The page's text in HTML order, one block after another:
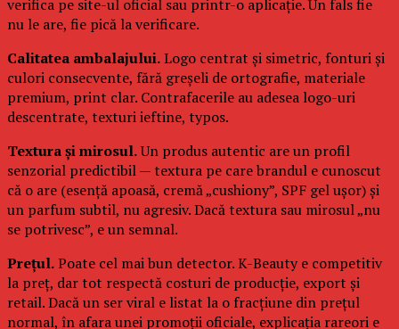
verifica pe site-ul oficial sau printr-o aplicație. Un fals fie
nu le are, fie pică la verificare.
Calitatea ambalajului.Logo centrat și simetric, fonturi și
culori consecvente, fără greșeli de ortografie, materiale
premium, print clar. Contrafacerile au adesea logo-uri
descentrate, texturi ieftine, typos.
Textura și mirosul.Un produs autentic are un profil
senzorial predictibil — textura pe care brandul e cunoscut
că o are (esență apoasă, cremă „cushiony”, SPF gel ușor) și
un parfum subtil, nu agresiv. Dacă textura sau mirosul „nu
se potrivesc”, e un semnal.
Prețul.Poate cel mai bun detector. K-Beauty e competitiv
la preț, dar tot respectă costuri de producție, export și
retail. Dacă un ser viral e listat la o fracțiune din prețul
normal, în afara unei promoții oficiale, explicația rareori e